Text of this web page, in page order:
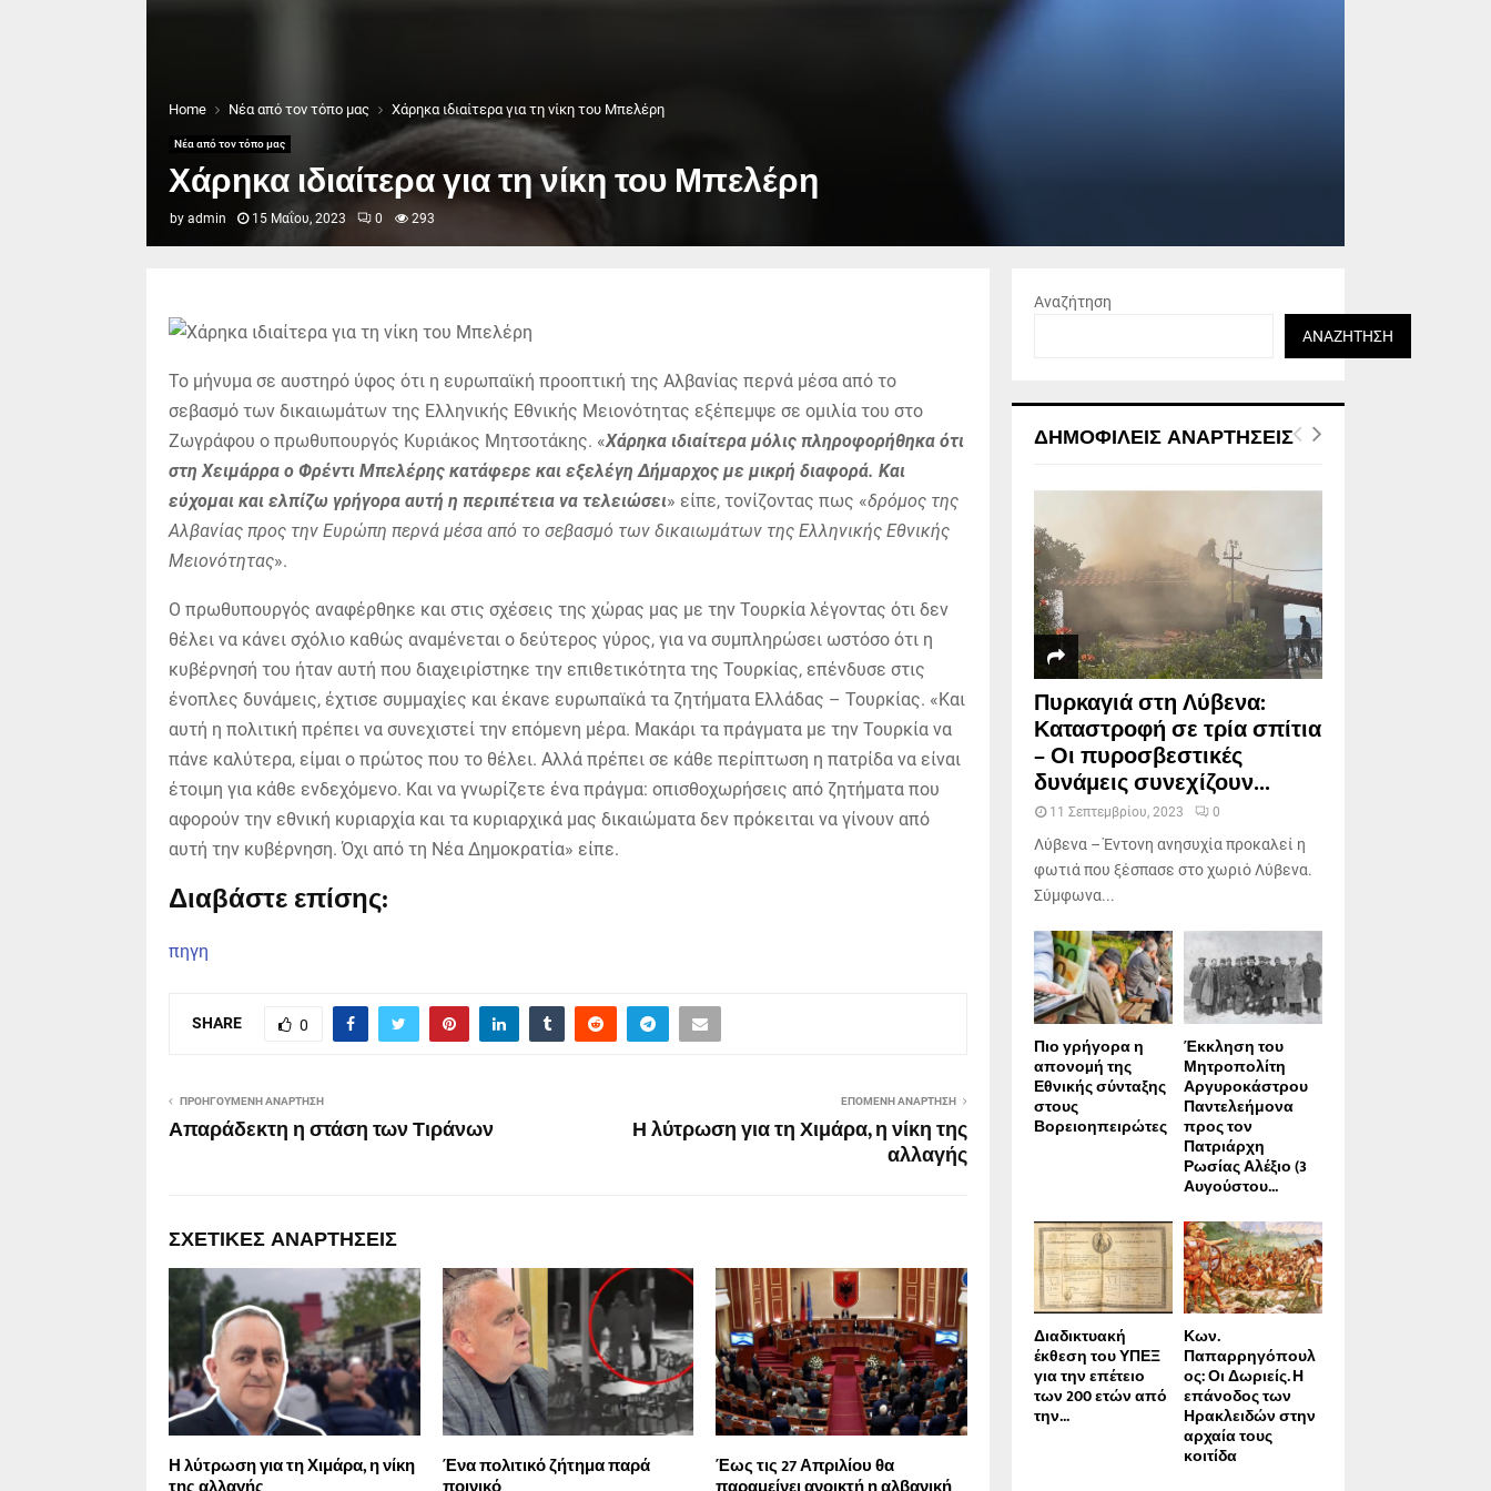
Home Νέα από τον τόπο μας Χάρηκα ιδιαίτερα για τη νίκη του Μπελέρη
Νέα από τον τόπο μας
Χάρηκα ιδιαίτερα για τη νίκη του Μπελέρη
by admin 15 Μαΐου, 2023 0 293
Το μήνυμα σε αυστηρό ύφος ότι η ευρωπαϊκή προοπτική της Αλβανίας περνά μέσα από το
σεβασμό των δικαιωμάτων της Ελληνικής Εθνικής Μειονότητας εξέπεμψε σε ομιλία του στο
Ζωγράφου ο πρωθυπουργός Κυριάκος Μητσοτάκης. «Χάρηκα ιδιαίτερα μόλις πληροφορήθηκα ότι
στη Χειμάρρα ο Φρέντι Μπελέρης κατάφερε και εξελέγη Δήμαρχος με μικρή διαφορά. Και
εύχομαι και ελπίζω γρήγορα αυτή η περιπέτεια να τελειώσει» είπε, τονίζοντας πως «δρόμος της
Αλβανίας προς την Ευρώπη περνά μέσα από το σεβασμό των δικαιωμάτων της Ελληνικής Εθνικής
Μειονότητας».
Ο πρωθυπουργός αναφέρθηκε και στις σχέσεις της χώρας μας με την Τουρκία λέγοντας ότι δεν
θέλει να κάνει σχόλιο καθώς αναμένεται ο δεύτερος γύρος, για να συμπληρώσει ωστόσο ότι η
κυβέρνησή του ήταν αυτή που διαχειρίστηκε την επιθετικότητα της Τουρκίας, επένδυσε στις
ένοπλες δυνάμεις, έχτισε συμμαχίες και έκανε ευρωπαϊκά τα ζητήματα Ελλάδας – Τουρκίας. «Και
αυτή η πολιτική πρέπει να συνεχιστεί την επόμενη μέρα. Μακάρι τα πράγματα με την Τουρκία να
πάνε καλύτερα, είμαι ο πρώτος που το θέλει. Αλλά πρέπει σε κάθε περίπτωση η πατρίδα να είναι
έτοιμη για κάθε ενδεχόμενο. Και να γνωρίζετε ένα πράγμα: οπισθοχωρήσεις από ζητήματα που
αφορούν την εθνική κυριαρχία και τα κυριαρχικά μας δικαιώματα δεν πρόκειται να γίνουν από
αυτή την κυβέρνηση. Όχι από τη Νέα Δημοκρατία» είπε.
Διαβάστε επίσης:
πηγη
SHARE 0
ΠΡΟΗΓΟΎΜΕΝΗ ΑΝΆΡΤΗΣΗ
Απαράδεκτη η στάση των Τιράνων
ΕΠΌΜΕΝΗ ΑΝΆΡΤΗΣΗ
Η λύτρωση για τη Χιμάρα, η νίκη της
αλλαγής
ΣΧΕΤΙΚΈΣ ΑΝΑΡΤΉΣΕΙΣ
Η λύτρωση για τη Χιμάρα, η νίκη Ένα πολιτικό ζήτημα παρά Έως τις 27 Απριλίου θα
Αναζήτηση
ΑΝΑΖΉΤΗΣΗ
ΔΗΜΟΦΙΛΕΊΣ ΑΝΑΡΤΉΣΕΙΣ
Πυρκαγιά στη Λύβενα:
Καταστροφή σε τρία σπίτια
– Οι πυροσβεστικές
δυνάμεις συνεχίζουν...
11 Σεπτεμβρίου, 2023 0
Λύβενα – Έντονη ανησυχία προκαλεί η
φωτιά που ξέσπασε στο χωριό Λύβενα.
Σύμφωνα...
Πιο γρήγορα η
απονοµή της
Εθνικής σύνταξης
στους
Βορειοηπειρώτες
Έκκληση του
Μητροπολίτη
Αργυροκάστρου
Παντελεήμονα
προς τον
Πατριάρχη
Ρωσίας Αλέξιο (3
Αυγούστου...
Διαδικτυακή
έκθεση του ΥΠΕΞ
για την επέτειο
των 200 ετών από
την...
Κων.
Παπαρρηγόπουλ
ος: Οι Δωριείς. Η
επάνοδος των
Ηρακλειδών στην
αρχαία τους
κοιτίδα